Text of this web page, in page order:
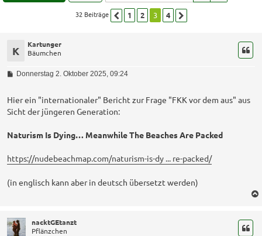
32 Beiträge Vorherige
1 2 3 4
K
Kartunger
Bäumchen
B
t
a
Donnerstag 2. Oktober 2025, 09:24
Hier ein "internationaler" Bericht zur Frage "FKK vor dem aus" aus
Sicht der jüngeren Generation:
Naturism Is Dying… Meanwhile The Beaches Are Packed
https://nudebeachmap.com/naturism-is-dy ... re-packed/
(in englisch kann aber in deutsch übersetzt werden)
nacktGEtanzt
Pflänzchen